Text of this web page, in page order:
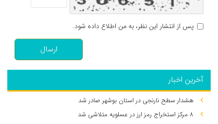
پس از انتشار این نظر، به من اطلاع داده شود.
ارسال
آخرین اخبار
هشدار سطح نارنجی در استان بوشهر صادر شد
۸ مرکز استخراج رمز ارز در عسلویه متلاشی شد